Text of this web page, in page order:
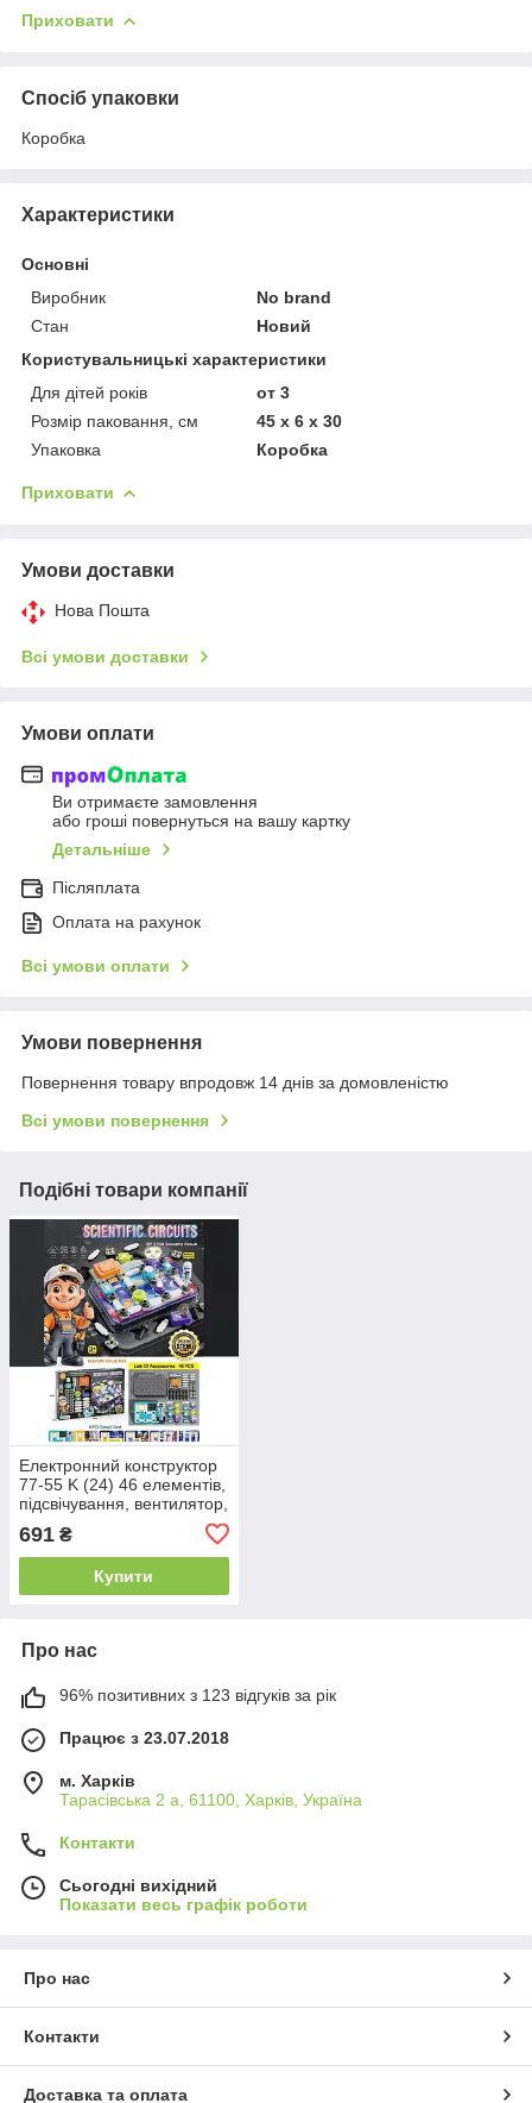
Приховати
Спосіб упаковки
Коробка
Характеристики
Основні
Виробник
No brand
Стан
Новий
Користувальницькі характеристики
Для дітей років
от 3
Розмір паковання, см
45 x 6 x 30
Упаковка
Коробка
Приховати
Умови доставки
Нова Пошта
Всі умови доставки
Умови оплати
Ви отримаєте замовлення
або гроші повернуться на вашу картку
Детальніше
Післяплата
Оплата на рахунок
Всі умови оплати
Умови повернення
Повернення товару впродовж 14 днів за домовленістю
Всі умови повернення
Подібні товари компанії
Електронний конструктор
77-55 K (24) 46 елементів,
підсвічування, вентилятор,
перемикачів, 6 карток із
прикладами,
691 ₴
Купити
Про нас
96% позитивних з 123 відгуків за рік
Працює з 23.07.2018
м. Харків
Тарасівська 2 а, 61100, Харків, Україна
Контакти
Сьогодні вихідний
Показати весь графік роботи
Про нас
Контакти
Доставка та оплата